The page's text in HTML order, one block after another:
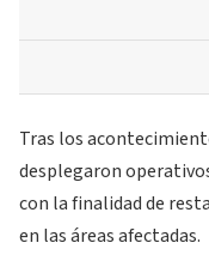
Tras los
desplegaron
con la finalidad de
en las áreas afectadas.